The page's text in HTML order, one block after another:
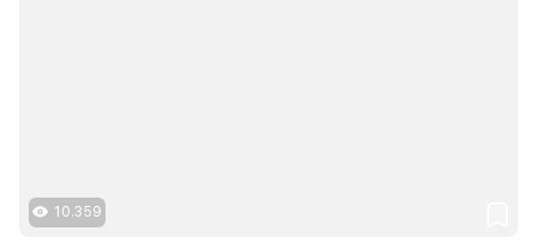
10.359